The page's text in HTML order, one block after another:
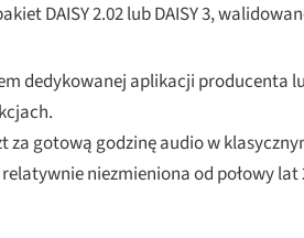
DAISY 2.02 lub DAISY 3,
dedykowanej aplikacji producenta
gotową godzinę audio w
niezmieniona od połowy